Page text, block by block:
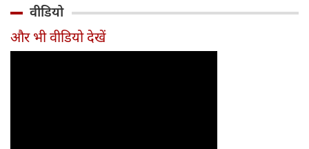
साथ की भावुक
अपील
मल्होत्रा ने बताया
रिलीज प्लान
अस्पताल में भर्ती
प्यार
वीडियो
और भी वीडियो देखें